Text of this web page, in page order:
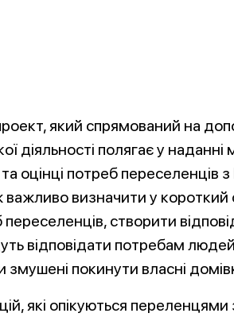
який спрямований на
діяльності полягає у наданні
оцінці потреб переселенців
важливо визначити у короткий
створити
відповідати потребам
покинути власні
які опікуються